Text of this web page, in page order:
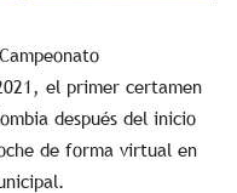
el primer certamen
después del inicio
de forma virtual en